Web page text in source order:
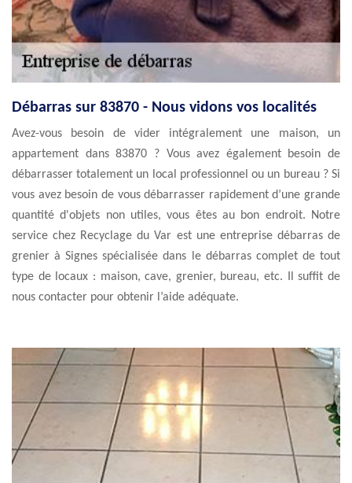
Débarras sur 83870 - Nous vidons vos localités
Avez-vous besoin de vider intégralement une maison, un
appartement dans 83870 ? Vous avez également besoin de
débarrasser totalement un local professionnel ou un bureau ? Si
vous avez besoin de vous débarrasser rapidement d’une grande
quantité d'objets non utiles, vous êtes au bon endroit. Notre
service chez Recyclage du Var est une entreprise débarras de
grenier à Signes spécialisée dans le débarras complet de tout
type de locaux : maison, cave, grenier, bureau, etc. Il suffit de
nous contacter pour obtenir l’aide adéquate.